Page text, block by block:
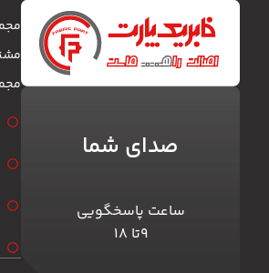
صدای شما
ساعت پاسخگویی
۹تا ۱۸